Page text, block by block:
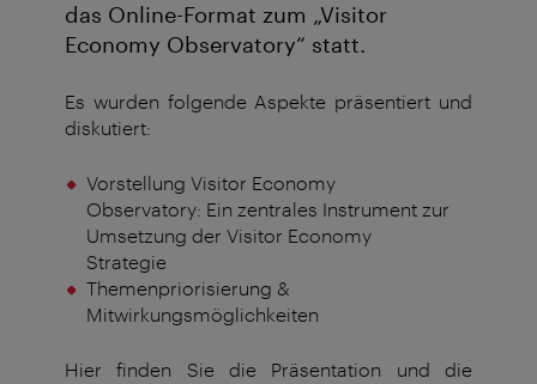
das Online-Format zum „Visitor
Economy Observatory“ statt.
Es wurden folgende Aspekte präsentiert und
diskutiert:
Vorstellung Visitor Economy
Observatory: Ein zentrales Instrument zur
Umsetzung der Visitor Economy
Strategie
Themenpriorisierung &
Mitwirkungsmöglichkeiten
Hier finden Sie die Präsentation und die